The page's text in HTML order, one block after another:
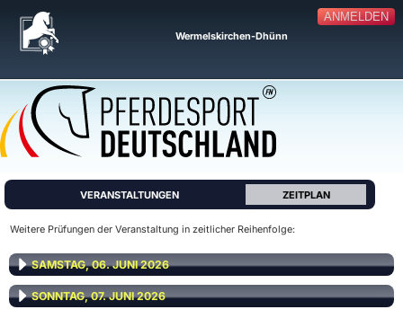
ANMELDEN
Wermelskirchen-Dhünn
VERANSTALTUNGEN ZEITPLAN
Weitere Prüfungen der Veranstaltung in zeitlicher Reihenfolge:
SAMSTAG, 06. JUNI 2026
SONNTAG, 07. JUNI 2026